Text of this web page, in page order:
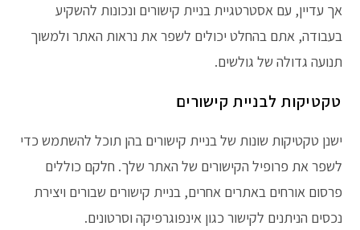
אך עדיין, עם אסטרטגיית בניית קישורים ונכונות להשקיע
בעבודה, אתם בהחלט יכולים לשפר את נראות האתר ולמשוך
תנועה גדולה של גולשים.
טקטיקות לבניית קישורים
ישנן טקטיקות שונות של בניית קישורים בהן תוכל להשתמש כדי
לשפר את פרופיל הקישורים של האתר שלך. חלקם כוללים
פרסום אורחים באתרים אחרים, בניית קישורים שבורים ויצירת
נכסים הניתנים לקישור כגון אינפוגרפיקה וסרטונים.